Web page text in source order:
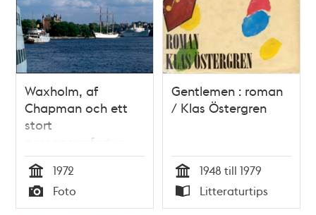
Waxholm, af
Chapman och ett
stort
passagerarfartyg
utanför
Skeppsholmen
Tid
1972
Typ
Foto
Gentlemen : roman
/ Klas Östergren
Tid
1948 till 1979
Typ
Litteraturtips